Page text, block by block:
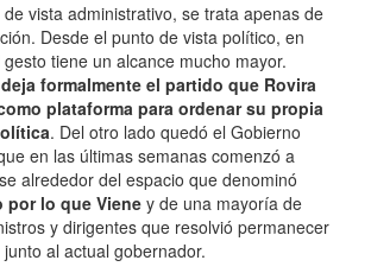
vista administrativo, se trata apenas de
Desde el punto de vista político, en
tiene un alcance mucho mayor.
formalmente el partido que Rovira
plataforma para ordenar su propia
. Del otro lado quedó el Gobierno
en las últimas semanas comenzó a
alrededor del espacio que denominó
por lo que Vieney de una mayoría de
y dirigentes que resolvió permanecer
junto al actual gobernador.